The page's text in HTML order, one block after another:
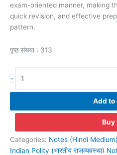
exam-oriented manner, making
quick revision, and effective
pattern.
पृष्ठ संख्या : 313
-
Polity
(भारतीय
Notes
27
Edition)
Add to
Buy
Categories: Notes (Hindi Medium)
Indian Polity (भारतीय राजव्यवस्था)